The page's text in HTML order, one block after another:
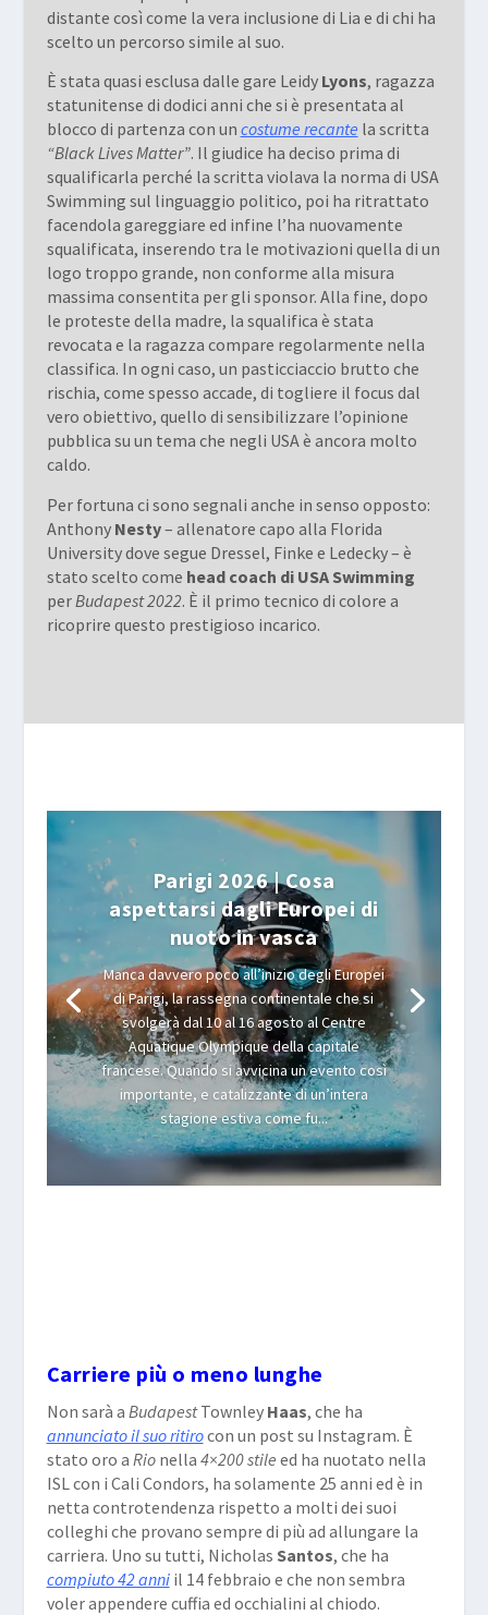
distante così come la vera inclusione di Lia e di chi ha
scelto un percorso simile al suo.
È stata quasi esclusa dalle gare Leidy Lyons, ragazza
statunitense di dodici anni che si è presentata al
blocco di partenza con un costume recante la scritta
“Black Lives Matter”. Il giudice ha deciso prima di
squalificarla perché la scritta violava la norma di USA
Swimming sul linguaggio politico, poi ha ritrattato
facendola gareggiare ed infine l’ha nuovamente
squalificata, inserendo tra le motivazioni quella di un
logo troppo grande, non conforme alla misura
massima consentita per gli sponsor. Alla fine, dopo
le proteste della madre, la squalifica è stata
revocata e la ragazza compare regolarmente nella
classifica. In ogni caso, un pasticciaccio brutto che
rischia, come spesso accade, di togliere il focus dal
vero obiettivo, quello di sensibilizzare l’opinione
pubblica su un tema che negli USA è ancora molto
caldo.
Per fortuna ci sono segnali anche in senso opposto:
Anthony Nesty– allenatore capo alla Florida
University dove segue Dressel, Finke e Ledecky – è
stato scelto come head coach di USA Swimming
per Budapest 2022. È il primo tecnico di colore a
ricoprire questo prestigioso incarico.
Parigi 2026 | Cosa
aspettarsi dagli Europei di
nuoto in vasca
Manca davvero poco all’inizio degli Europei
di Parigi, la rassegna continentale che si
svolgerà dal 10 al 16 agosto al Centre
Aquatique Olympique della capitale
francese. Quando si avvicina un evento così
importante, e catalizzante di un’intera
stagione estiva come fu...
Carriere più o meno lunghe
Non sarà a BudapestTownley Haas, che ha
annunciato il suo ritirocon un post su Instagram. È
stato oro a Rionella 4×200 stile ed ha nuotato nella
ISL con i Cali Condors, ha solamente 25 anni ed è in
netta controtendenza rispetto a molti dei suoi
colleghi che provano sempre di più ad allungare la
carriera. Uno su tutti, Nicholas Santos, che ha
compiuto 42 anniil 14 febbraio e che non sembra
voler appendere cuffia ed occhialini al chiodo.